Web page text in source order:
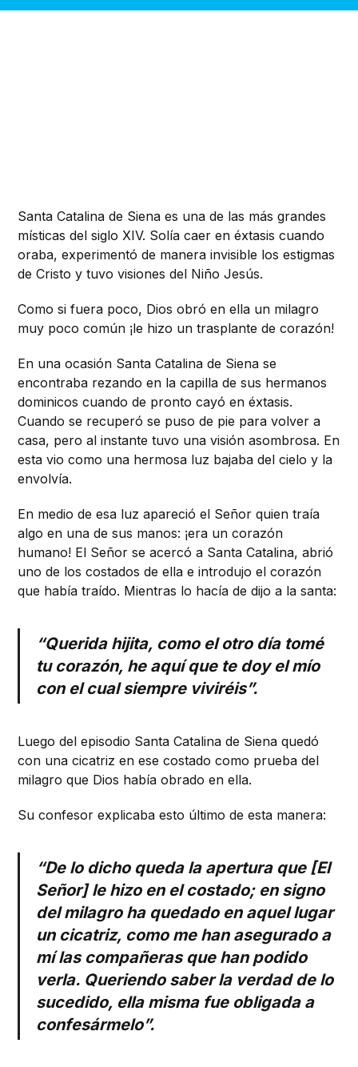
Santa Catalina de Siena es una de las más grandes
místicas del siglo XIV. Solía caer en éxtasis cuando
oraba, experimentó de manera invisible los estigmas
de Cristo y tuvo visiones del Niño Jesús.
Como si fuera poco, Dios obró en ella un milagro
muy poco común ¡le hizo un trasplante de corazón!
En una ocasión Santa Catalina de Siena se
encontraba rezando en la capilla de sus hermanos
dominicos cuando de pronto cayó en éxtasis.
Cuando se recuperó se puso de pie para volver a
casa, pero al instante tuvo una visión asombrosa. En
esta vio como una hermosa luz bajaba del cielo y la
envolvía.
En medio de esa luz apareció el Señor quien traía
algo en una de sus manos: ¡era un corazón
humano! El Señor se acercó a Santa Catalina, abrió
uno de los costados de ella e introdujo el corazón
que había traído. Mientras lo hacía de dijo a la santa:
“Querida hijita, como el otro día tomé
tu corazón, he aquí que te doy el mío
con el cual siempre viviréis”.
Luego del episodio Santa Catalina de Siena quedó
con una cicatriz en ese costado como prueba del
milagro que Dios había obrado en ella.
Su confesor explicaba esto último de esta manera:
“De lo dicho queda la apertura que [El
Señor] le hizo en el costado; en signo
del milagro ha quedado en aquel lugar
un cicatriz, como me han asegurado a
mí las compañeras que han podido
verla. Queriendo saber la verdad de lo
sucedido, ella misma fue obligada a
confesármelo”.